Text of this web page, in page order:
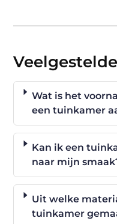
Wat is het
een tuinkamer
Kan ik een
naar mijn
Uit welke
tuinkamer